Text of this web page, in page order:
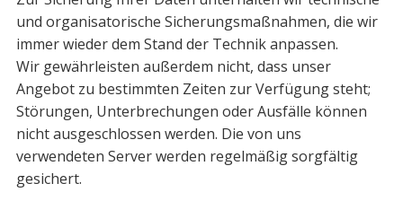
und organisatorische Siche­rungsmaßnahmen, die wir
immer wieder dem Stand der Technik anpassen.
Wir gewährleisten außerdem nicht, dass unser
Angebot zu bestimmten Zeiten zur Verfügung steht;
Störungen, Unterbrechungen oder Ausfälle können
nicht ausgeschlossen werden. Die von uns
verwendeten Server werden regelmäßig sorgfältig
gesichert.